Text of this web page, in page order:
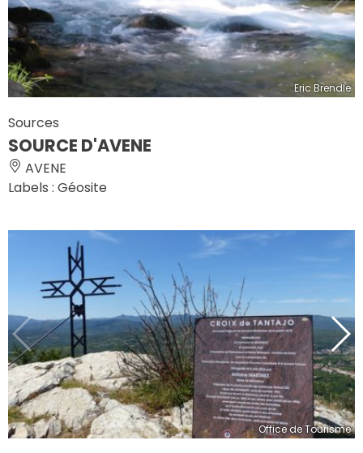
Eric Brendle
Sources
SOURCE D'AVENE
AVENE
Labels : Géosite
Office de Tourisme